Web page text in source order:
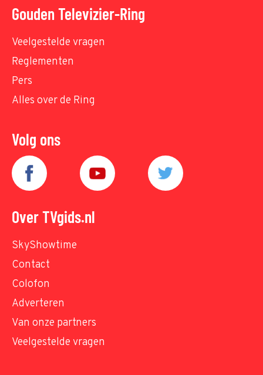
Gouden Televizier-Ring
Veelgestelde vragen
Reglementen
Pers
Alles over de Ring
Volg ons
Over TVgids.nl
SkyShowtime
Contact
Colofon
Adverteren
Van onze partners
Veelgestelde vragen